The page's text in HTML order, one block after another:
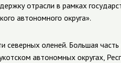
отрасли в рамках
автономного округа».
северных оленей. Большая часть
автономных округах,